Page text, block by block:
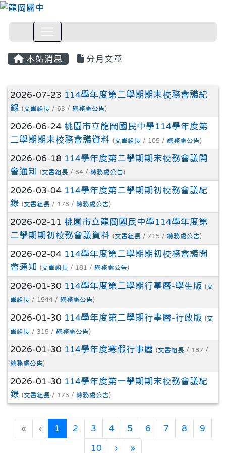
本站消息 分月文章
文章列表
2026-07-23 114學年度第二學期期末校務會議紀
錄 (文書組長 / 63 / 總務處公告)
2026-06-24 桃園市立龍岡國民中學114學年度第
二學期期末校務會議資料 (文書組長 / 105 / 總務處公告)
2026-06-18 114學年度第二學期期末校務會議開
會通知 (文書組長 / 84 / 總務處公告)
2026-03-04 114學年度第二學期期初校務會議紀
錄 (文書組長 / 178 / 總務處公告)
2026-02-11 桃園市立龍岡國民中學114學年度第
二學期期初校務會議資料 (文書組長 / 215 / 總務處公告)
2026-02-04 114學年度第二學期期初校務會議開
會通知 (文書組長 / 181 / 總務處公告)
2026-01-30 114學年度第二學期行事曆-學生版 (文
書組長 / 1544 / 總務處公告)
2026-01-30 114學年度第二學期行事曆-行政版 (文
書組長 / 315 / 總務處公告)
2026-01-30 114學年度寒假行事曆 (文書組長 / 187 /
總務處公告)
2026-01-30 114學年度第一學期期末校務會議紀
錄 (文書組長 / 175 / 總務處公告)
« ‹ 1 (目前頁次)
2 3 4 5 6 7 8 9
10 ›下一頁
»最後頁